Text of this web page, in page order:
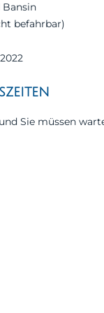
Bansin
befahrbar)
Sie müssen
Uhr
Uhr
Uhr
Uhr
Uhr